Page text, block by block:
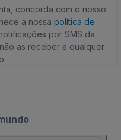
concorda com o nosso
a nossa política de
por SMS da
as receber a qualquer